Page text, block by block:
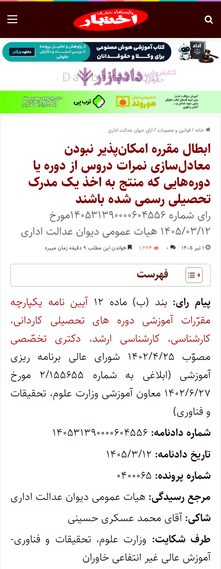
خانه/قوانین و مصوبات/آرای دیوان عدالت اداری
ابطال مقرره امکان‌پذیر نبودن
معادل‌سازی نمرات دروس از دوره یا
دوره‌هایی که منتج به اخذ یک مدرک
تحصیلی رسمی شده باشند
رای شماره ۱۴‍۰۵۳۱۳۹‍۰‍۰‍۰‍۰۶‍۰۴۵۵۶مورخ
۱۴‍۰۵/‍‍۰۳/‍۱۲ هیات عمومی دیوان عدالت اداری
۱ تیر ۱۴۰۵ ۰ ۱,۲۶۳ خواندن این مطلب ۹ دقیقه زمان میبرد
فهرست
پیام رای: بند (ب) ماده ۱۲
آیین نامه یکپارچه
مقرّرات آموزشی دوره های تحصیلی کاردانی،
کارشناسی، کارشناسی ارشد، دکتری تخصّصی
مصوّب ۱۴‍۰۲/۴/۲۵ شورای عالی برنامه ریزی
آموزشی (ابلاغی به شماره ۲/۱۵۵۶۵۵ مورخ
۱۴‍۰۲/۶/۲۷ معاون آموزشی وزارت علوم، تحقیقات
و فناوری)
شماره دادنامه: ۱۴۰۵۳۱۳۹۰۰۰۰۶۰۴۵۵۶
تاریخ دادنامه:
شماره پرونده: ۰۴۰۰۰۶۵
مرجع رسیدگی: هیات عمومی دیوان عدالت اداری
شاکی:آقای محمد عسکری حسینی
طرف شکایت: وزارت علوم، تحقیقات و فناوری-
آموزش عالی غیر انتفاعی خاوران